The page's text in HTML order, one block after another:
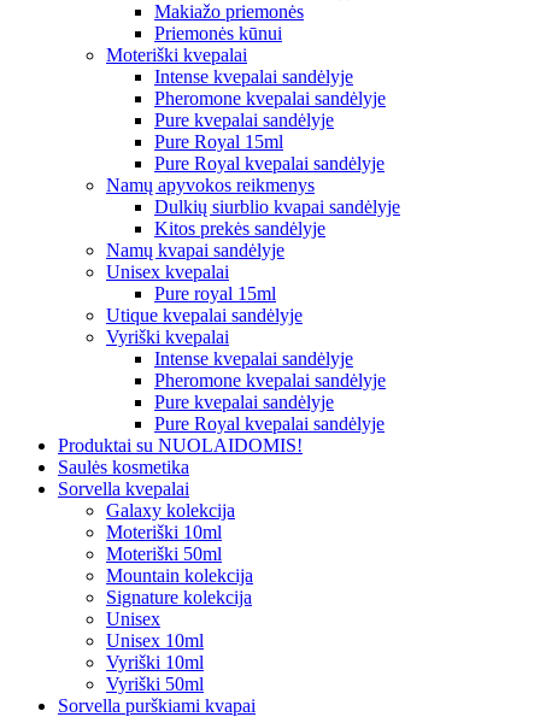
Makiažo priemonės
Priemonės kūnui
Moteriški kvepalai
Intense kvepalai sandėlyje
Pheromone kvepalai sandėlyje
Pure kvepalai sandėlyje
Pure Royal 15ml
Pure Royal kvepalai sandėlyje
Namų apyvokos reikmenys
Dulkių siurblio kvapai sandėlyje
Kitos prekės sandėlyje
Namų kvapai sandėlyje
Unisex kvepalai
Pure royal 15ml
Utique kvepalai sandėlyje
Vyriški kvepalai
Intense kvepalai sandėlyje
Pheromone kvepalai sandėlyje
Pure kvepalai sandėlyje
Pure Royal kvepalai sandėlyje
Produktai su NUOLAIDOMIS!
Saulės kosmetika
Sorvella kvepalai
Galaxy kolekcija
Moteriški 10ml
Moteriški 50ml
Mountain kolekcija
Signature kolekcija
Unisex
Unisex 10ml
Vyriški 10ml
Vyriški 50ml
Sorvella purškiami kvapai